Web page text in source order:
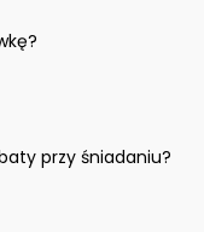
przy śniadaniu?